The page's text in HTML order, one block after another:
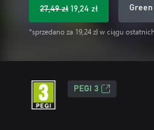
27,49 zł 19,24 zł
*sprzedano za 19,24 zł w ciągu
PEGI 3